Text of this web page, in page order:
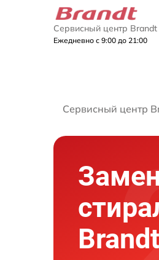
Сервисный центр Brandt
Ежедневно с 9:00 до 21:00
Сервисный центр